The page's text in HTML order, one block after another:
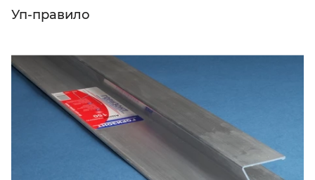
Уп-правило